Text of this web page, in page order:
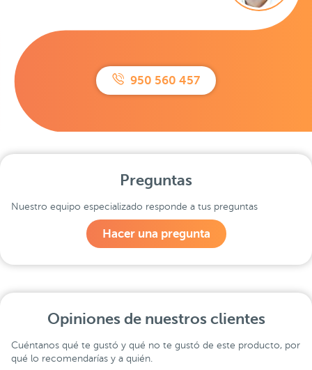
950 560 457
Preguntas
Nuestro equipo especializado responde a tus preguntas
Hacer una pregunta
Opiniones de nuestros clientes
Cuéntanos qué te gustó y qué no te gustó de este producto, por
qué lo recomendarías y a quién.